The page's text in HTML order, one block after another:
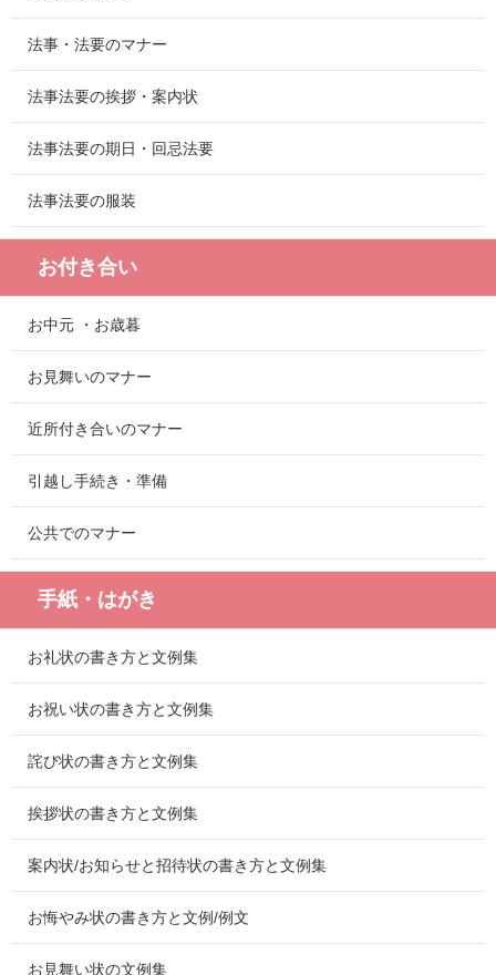
法事・法要のマナー
法事法要の挨拶・案内状
法事法要の期日・回忌法要
法事法要の服装
お付き合い
お中元 ・お歳暮
お見舞いのマナー
近所付き合いのマナー
引越し手続き・準備
公共でのマナー
手紙・はがき
お礼状の書き方と文例集
お祝い状の書き方と文例集
詫び状の書き方と文例集
挨拶状の書き方と文例集
案内状/お知らせと招待状の書き方と文例集
お悔やみ状の書き方と文例/例文
お見舞い状の文例集